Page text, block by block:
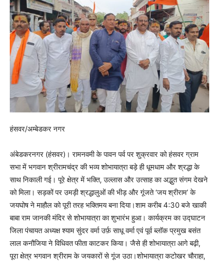
हंसवर/अम्बेडकर नगर
अंबेडकरनगर (हंसवर)। रामनवमी के पावन पर्व पर शुक्रवार को हंसवर ग्राम
सभा में भगवान श्रीरामचंद्र की भव्य शोभायात्रा बड़े ही धूमधाम और श्रद्धा के
साथ निकाली गई। पूरे क्षेत्र में भक्ति, उल्लास और उत्साह का अद्भुत संगम देखने
को मिला। सड़कों पर उमड़ी श्रद्धालुओं की भीड़ और गूंजते ‘जय श्रीराम’ के
जयघोष ने माहौल को पूरी तरह भक्तिमय बना दिया।शाम करीब 4:30 बजे खाकी
बाबा राम जानकी मंदिर से शोभायात्रा का शुभारंभ हुआ। कार्यक्रम का उद्घाटन
जिला पंचायत अध्यक्ष श्याम सुंदर वर्मा उर्फ़ साधू वर्मा एवं पूर्व ब्लॉक प्रमुख बसंत
लाल कनौजिया ने विधिवत फीता काटकर किया। जैसे ही शोभायात्रा आगे बढ़ी,
पूरा क्षेत्र भगवान श्रीराम के जयकारों से गूंज उठा।शोभायात्रा कटोखर चौराहा,